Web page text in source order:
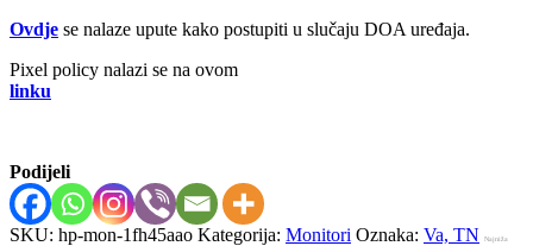
Ovdje se nalaze upute kako postupiti u slučaju DOA uređaja.
Pixel policy nalazi se na ovom
linku
Podijeli
SKU: hp-mon-1fh45aao Kategorija: Monitori Oznaka: Va, TN Najniža